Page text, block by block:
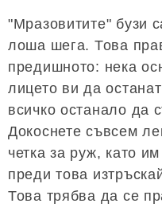
"Мразовитите" бузи
лоша шега. Това
предишното: нека
лицето ви да
всичко останало да
Докоснете съвсем
четка за руж, като
преди това
Това трябва да се